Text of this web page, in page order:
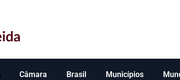
Câmara Brasil Municípios